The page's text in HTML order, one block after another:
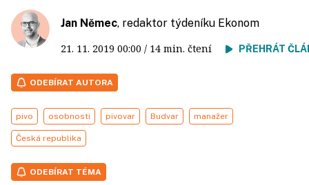
Jan Němec, redaktor týdeníku Ekonom
21. 11. 2019 00:00 / 14 min. čtení PŘEHRÁT
ODEBÍRAT AUTORA
pivo osobnosti pivovar Budvar manažer
Česká republika
ODEBÍRAT TÉMA